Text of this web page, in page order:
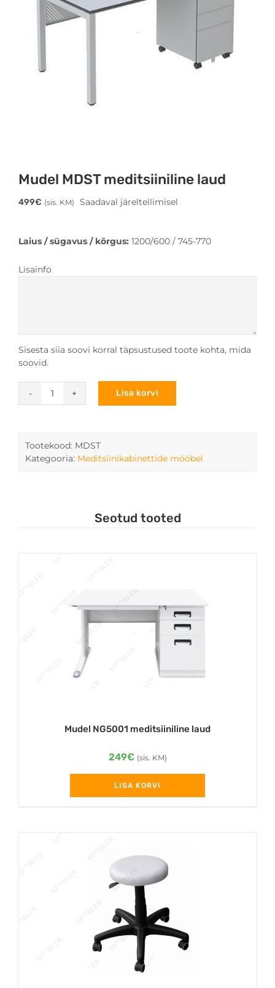
Mudel MDST meditsiiniline laud
499€ (sis. KM) Saadaval järeltellimisel
Laius / sügavus / kõrgus: 1200/600 / 745-770
Lisainfo
Sisesta siia soovi korral täpsustused toote kohta, mida
soovid.
Mudel
kogus
Lisa korvi
Tootekood: MDST
Kategooria: Meditsiinikabinettide mööbel
Seotud tooted
Mudel NG5001 meditsiiniline laud
249€ (sis. KM)
LISA KORVI